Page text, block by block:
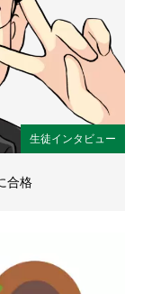
生徒インタビュー
合格